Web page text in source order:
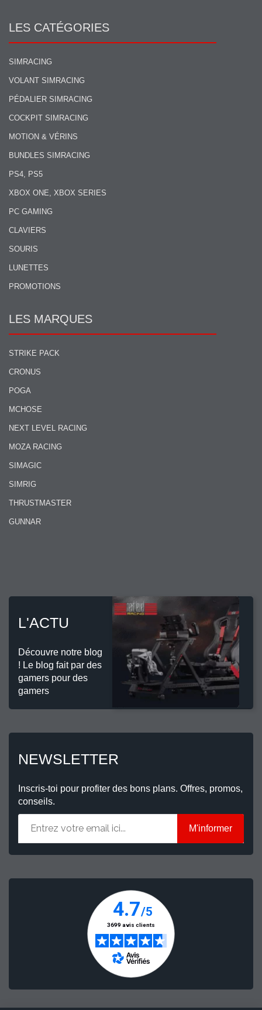
LES CATÉGORIES
SIMRACING
VOLANT SIMRACING
PÉDALIER SIMRACING
COCKPIT SIMRACING
MOTION & VÉRINS
BUNDLES SIMRACING
PS4, PS5
XBOX ONE, XBOX SERIES
PC GAMING
CLAVIERS
SOURIS
LUNETTES
PROMOTIONS
LES MARQUES
STRIKE PACK
CRONUS
POGA
MCHOSE
NEXT LEVEL RACING
MOZA RACING
SIMAGIC
SIMRIG
THRUSTMASTER
GUNNAR
L'ACTU
Découvre notre blog
! Le blog fait par des
gamers pour des
gamers
NEWSLETTER
Inscris-toi pour profiter des bons plans. Offres, promos,
conseils.
M'informer